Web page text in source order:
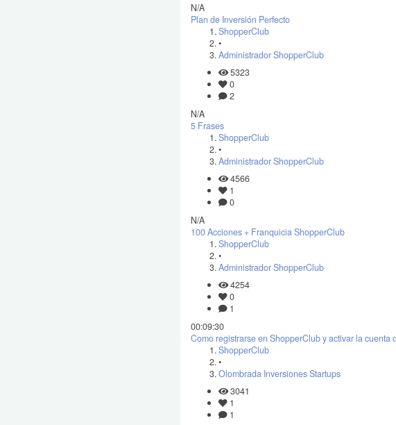
N/A
Plan de Inversión Perfecto
ShopperClub
•
Administrador ShopperClub
5323
0
2
N/A
5 Frases
ShopperClub
•
Administrador ShopperClub
4566
1
0
N/A
100 Acciones + Franquicia ShopperClub
ShopperClub
•
Administrador ShopperClub
4254
0
1
00:09:30
Como registrarse en ShopperClub y activar la cuenta
ShopperClub
•
Olombrada Inversiones Startups
3041
1
1